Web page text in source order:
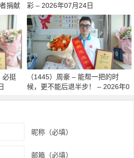
捐献
年07
彩 – 2026年07月24日
必挺
（1445）周豪 – 能帮一把的时
候，更不能后退半步！ – 2026年0
昵称（必填）
邮箱（必填）